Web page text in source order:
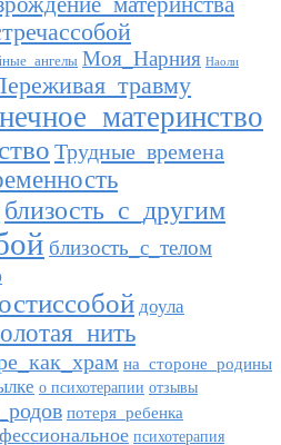
Моя_Нарния Наоли
Трудные_времена
близость_с_другим
близость_с_телом
доула
на_стороне_родины
о психотерапии отзывы
потеря_ребенка
психотерапия